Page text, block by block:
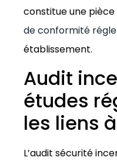
constitue une pièce
de conformité
établissement.
Audit
études
les liens
L’audit sécurité